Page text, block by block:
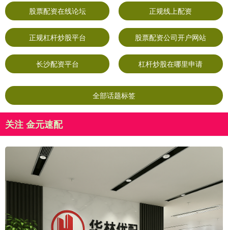
股票配资在线论坛 正规线上配资
正规杠杆炒股平台 股票配资公司开户网站
长沙配资平台 杠杆炒股在哪里申请
全部话题标签
关注 金元速配